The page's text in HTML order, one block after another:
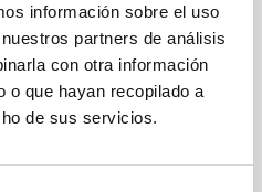
información sobre el uso
partners de análisis
con otra información
o que hayan recopilado a
de sus servicios.
es aprobado por